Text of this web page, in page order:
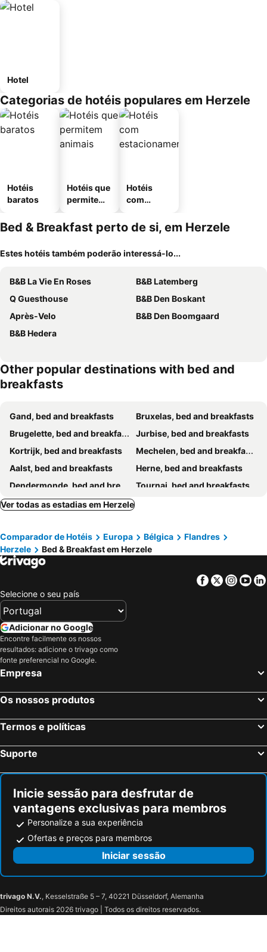
Hotel
Categorias de hotéis populares em Herzele
Hotéis
baratos
Hotéis que
permitem
Hotéis
com
mento
Bed & Breakfast perto de si, em Herzele
Estes hotéis também poderão interessá-lo...
B&B La Vie En Roses
B&B Latemberg
Q Guesthouse
B&B Den Boskant
Après-Velo
B&B Den Boomgaard
B&B Hedera
Other popular destinations with bed and
breakfasts
Gand, bed and breakfasts
Bruxelas, bed and breakfasts
Brugelette, bed and breakfasts
Jurbise, bed and breakfasts
Kortrijk, bed and breakfasts
Mechelen, bed and breakfasts
Aalst, bed and breakfasts
Herne, bed and breakfasts
Dendermonde, bed and breakfasts
Tournai, bed and breakfasts
Beveren, bed and breakfasts
Soignies, bed and breakfasts
Lovendegem, bed and breakfasts
Kortenberg, bed and breakfasts
Huldenberg, bed and breakfasts
Zwalm, bed and breakfasts
Beloeil, bed and breakfasts
Eeklo, bed and breakfasts
Mons, bed and breakfasts
Lokeren, bed and breakfasts
Aalter, bed and breakfasts
Axel, bed and breakfasts
Nivelles, bed and breakfasts
Wielsbeke, bed and breakfasts
Zele, bed and breakfasts
Beernem, bed and breakfasts
Ath, bed and breakfasts
Maldegem, bed and breakfasts
Knesselare, bed and breakfasts
Ver todas as estadias em Herzele
Comparador de Hotéis Europa Bélgica
Flandres
Herzele
Bed & Breakfast em Herzele
Facebook
Twitter
Selecione o seu país
Adicionar no Google
Encontre facilmente os nossos
resultados: adicione o trivago como
fonte preferencial no Google.
Empresa
Os nossos produtos
Termos e políticas
Suporte
Inicie sessão para desfrutar de
vantagens exclusivas para membros
Personalize a sua experiência
Ofertas e preços para membros
Iniciar sessão
trivago N.V., Kesselstraße 5 – 7, 40221 Düsseldorf, Alemanha
Direitos autorais 2026 trivago | Todos os direitos reservados.